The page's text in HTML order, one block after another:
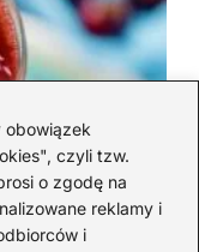
obowiązek
czyli tzw.
o zgodę na
reklamy i
i